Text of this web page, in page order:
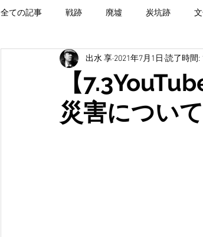
全ての記事 戦跡 廃墟 炭坑跡
イベント 受賞 研究
無題のカテゴリー 防災・防災教育
【
災害につい
出水 享 2021年7月1日 読了時間: